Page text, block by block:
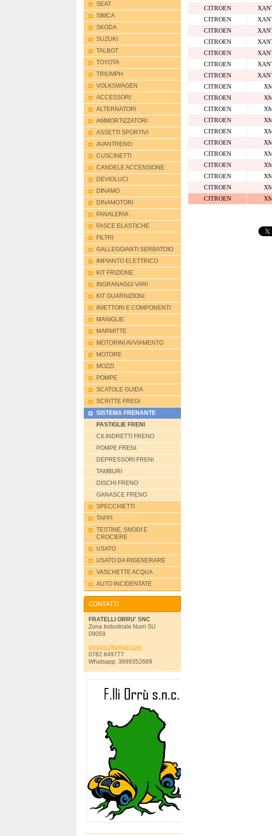
CITROEN
CITROEN
CITROEN
CITROEN
CITROEN
CITROEN
CITROEN
CITROEN
CITROEN
CITROEN
CITROEN
CITROEN
CITROEN
CITROEN
CITROEN
CITROEN
CITROEN
CITROEN
SEAT
SIMCA
SKODA
SUZUKI
TALBOT
TOYOTA
TRIUMPH
VOLKSWAGEN
ACCESSORI
ALTERNATORI
AMMORTIZZATORI
ASSETTI SPORTIVI
AVANTRENO
CUSCINETTI
CANDELE ACCENSIONE
DEVIOLUCI
DINAMO
DINAMOTORI
FANALERIA
FASCE ELASTICHE
FILTRI
GALLEGGIANTI SERBATOIO
IMPIANTO ELETTRICO
KIT FRIZIONE
INGRANAGGI VARI
KIT GUARNIZIONI
INIETTORI E COMPONENTI
MANIGLIE
MARMITTE
MOTORINI AVVIAMENTO
MOTORE
MOZZI
POMPE
SCATOLE GUIDA
SCRITTE FREGI
SISTEMA FRENANTE
PASTIGLIE FRENI
CILINDRETTI FRENO
POMPE FRENI
DEPRESSORI FRENI
TAMBURI
DISCHI FRENO
GANASCE FRENO
SPECCHIETTI
TAPPI
TESTINE, SNODI E
CROCIERE
USATO
USATO DA RIGENERARE
VASCHETTE ACQUA
AUTO INCIDENTATE
CONTATTI
FRATELLI ORRU' SNC
Zona Industriale Nurri SU
09059
orrusnc@gmail.com
0782 849777
Whatsapp: 3899352689